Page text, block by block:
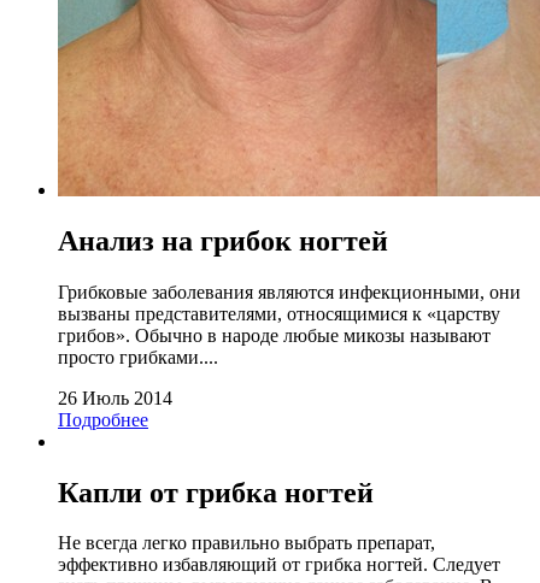
Анализ на грибок ногтей
Грибковые заболевания являются инфекционными, они
вызваны представителями, относящимися к «царству
грибов». Обычно в народе любые микозы называют
просто грибками....
26 Июль 2014
Подробнее
Капли от грибка ногтей
Не всегда легко правильно выбрать препарат,
эффективно избавляющий от грибка ногтей. Следует